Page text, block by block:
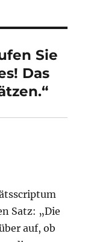
Sie
Das
Satz: „Die
auf, ob